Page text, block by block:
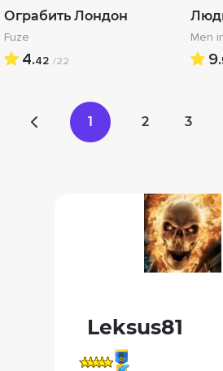
Ограбить Лондон
Fuze
4.42 /22
Men
9.
1 2 3
Leksus81